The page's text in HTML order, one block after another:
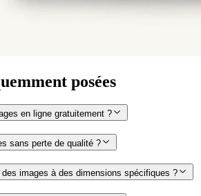
posées
en ligne gratuitement ?
sans perte de qualité ?
images à des dimensions spécifiques ?